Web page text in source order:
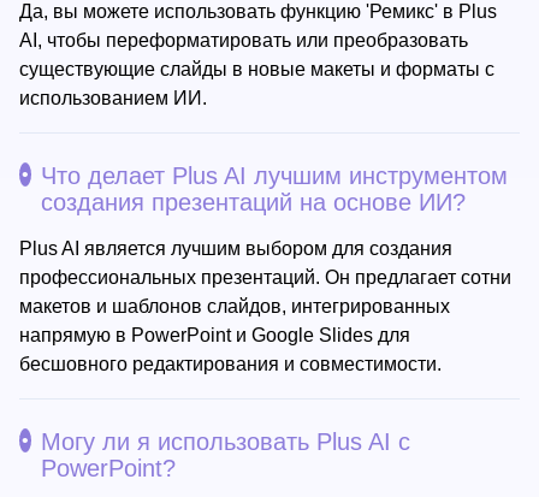
Да, вы можете использовать функцию 'Ремикс' в Plus
AI, чтобы переформатировать или преобразовать
существующие слайды в новые макеты и форматы с
использованием ИИ.
Что делает Plus AI лучшим инструментом
создания презентаций на основе ИИ?
Plus AI является лучшим выбором для создания
профессиональных презентаций. Он предлагает сотни
макетов и шаблонов слайдов, интегрированных
напрямую в PowerPoint и Google Slides для
бесшовного редактирования и совместимости.
Могу ли я использовать Plus AI с
PowerPoint?